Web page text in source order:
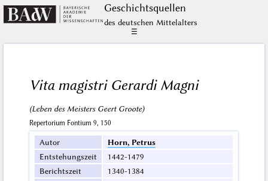
Geschichts­quellen
des deutschen Mittelalters
☰
Vita magistri Gerardi Magni
(Leben des Meisters Geert Groote)
Repertorium Fontium 9, 150
Autor
Horn, Petrus
Entstehungszeit
1442-1479
Berichtszeit
1340-1384